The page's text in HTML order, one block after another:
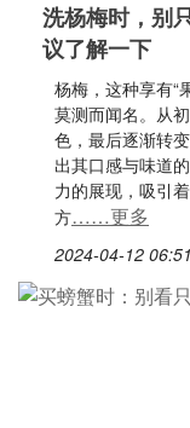
洗杨梅时，别
议了解一下
杨梅，这种享有“
莫测而闻名。从
色，最后逐渐转
出其口感与味道
力的展现，吸引
方……更多
2024-04-12